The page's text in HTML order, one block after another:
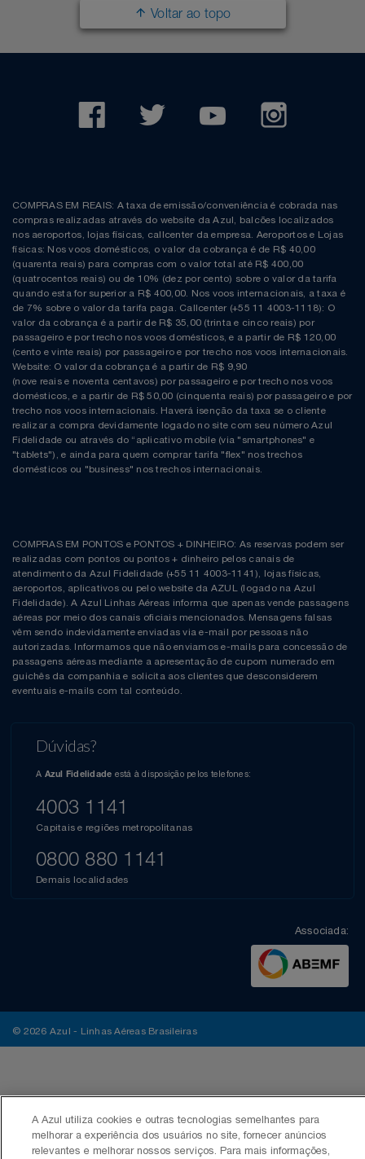
Voltar ao topo
COMPRAS EM REAIS: A taxa de emissão/conveniência é cobrada nas
compras realizadas através do website da Azul, balcões localizados
nos aeroportos, lojas físicas, callcenter da empresa. Aeroportos e Lojas
físicas: Nos voos domésticos, o valor da cobrança é de R$ 40,00
(quarenta reais) para compras com o valor total até R$ 400,00
(quatrocentos reais) ou de 10% (dez por cento) sobre o valor da tarifa
quando esta for superior a R$ 400,00. Nos voos internacionais, a taxa é
de 7% sobre o valor da tarifa paga. Callcenter (+55 11 4003-1118): O
valor da cobrança é a partir de R$ 35,00 (trinta e cinco reais) por
passageiro e por trecho nos voos domésticos, e a partir de R$ 120,00
(cento e vinte reais) por passageiro e por trecho nos voos internacionais.
Website: O valor da cobrança é a partir de R$ 9,90
(nove reais e noventa centavos) por passageiro e por trecho nos voos
domésticos, e a partir de R$ 50,00 (cinquenta reais) por passageiro e por
trecho nos voos internacionais. Haverá isenção da taxa se o cliente
realizar a compra devidamente logado no site com seu número Azul
Fidelidade ou através do “aplicativo mobile (via "smartphones" e
"tablets"), e ainda para quem comprar tarifa "flex" nos trechos
domésticos ou "business" nos trechos internacionais.
COMPRAS EM PONTOS e PONTOS + DINHEIRO: As reservas podem ser
realizadas com pontos ou pontos + dinheiro pelos canais de
atendimento da Azul Fidelidade (+55 11 4003-1141), lojas físicas,
aeroportos, aplicativos ou pelo website da AZUL (logado na Azul
Fidelidade). A Azul Linhas Aéreas informa que apenas vende passagens
aéreas por meio dos canais oficiais mencionados. Mensagens falsas
vêm sendo indevidamente enviadas via e-mail por pessoas não
autorizadas. Informamos que não enviamos e-mails para concessão de
passagens aéreas mediante a apresentação de cupom numerado em
guichês da companhia e solicita aos clientes que desconsiderem
eventuais e-mails com tal conteúdo.
Dúvidas?
A Azul Fidelidade está à disposição pelos telefones:
4003 1141
Capitais e regiões metropolitanas
0800 880 1141
Demais localidades
Associada:
© 2026 Azul - Linhas Aéreas Brasileiras
A Azul utiliza cookies e outras tecnologias semelhantes para
melhorar a experiência dos usuários no site, fornecer anúncios
relevantes e melhorar nossos serviços. Para mais informações,